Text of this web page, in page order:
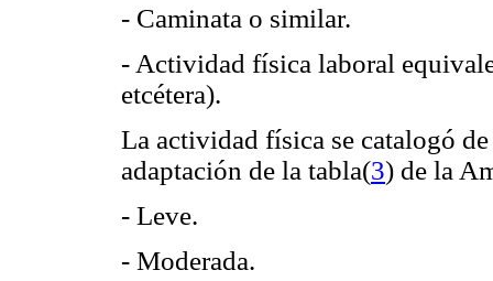
- Caminata o similar.
- Actividad física laboral
etcétera).
La actividad física se catalogó
adaptación de la tabla(3) de la
- Leve.
- Moderada.